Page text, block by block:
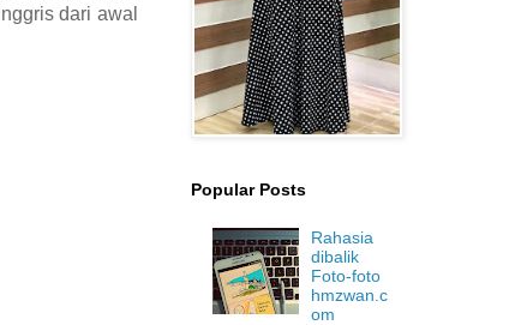
dari awal
Popular Posts
Rahasia
dibalik
Foto-foto
hmzwan.c
om